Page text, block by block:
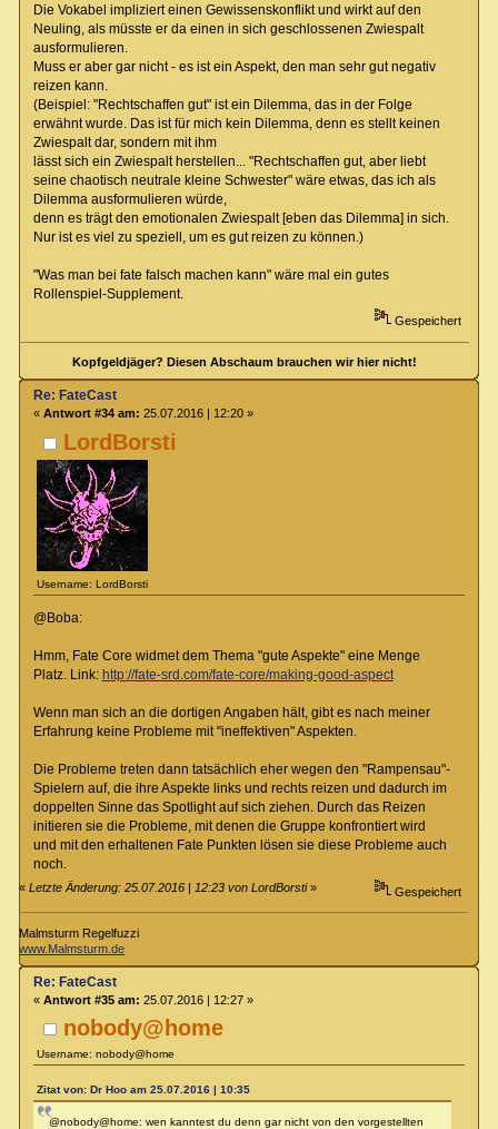
Die Vokabel impliziert einen Gewissenskonflikt und wirkt auf den
Neuling, als müsste er da einen in sich geschlossenen Zwiespalt
ausformulieren.
Muss er aber gar nicht - es ist ein Aspekt, den man sehr gut negativ
reizen kann.
(Beispiel: "Rechtschaffen gut" ist ein Dilemma, das in der Folge
erwähnt wurde. Das ist für mich kein Dilemma, denn es stellt keinen
Zwiespalt dar, sondern mit ihm
lässt sich ein Zwiespalt herstellen... "Rechtschaffen gut, aber liebt
seine chaotisch neutrale kleine Schwester" wäre etwas, das ich als
Dilemma ausformulieren würde,
denn es trägt den emotionalen Zwiespalt [eben das Dilemma] in sich.
Nur ist es viel zu speziell, um es gut reizen zu können.)
"Was man bei fate falsch machen kann" wäre mal ein gutes
Rollenspiel-Supplement.
Gespeichert
Kopfgeldjäger? Diesen Abschaum brauchen wir hier nicht!
LordBorsti
Username: LordBorsti
Re: FateCast
« Antwort #34 am: 25.07.2016 | 12:20 »
@Boba:
Hmm, Fate Core widmet dem Thema "gute Aspekte" eine Menge
Platz. Link: http://fate-srd.com/fate-core/making-good-aspect
Wenn man sich an die dortigen Angaben hält, gibt es nach meiner
Erfahrung keine Probleme mit "ineffektiven" Aspekten.
Die Probleme treten dann tatsächlich eher wegen den "Rampensau"-
Spielern auf, die ihre Aspekte links und rechts reizen und dadurch im
doppelten Sinne das Spotlight auf sich ziehen. Durch das Reizen
initieren sie die Probleme, mit denen die Gruppe konfrontiert wird
und mit den erhaltenen Fate Punkten lösen sie diese Probleme auch
noch.
«Letzte Änderung: 25.07.2016 | 12:23 von LordBorsti» Gespeichert
Malmsturm Regelfuzzi
www.Malmsturm.de
nobody@home
Username: nobody@home
Re: FateCast
« Antwort #35 am: 25.07.2016 | 12:27 »
Zitat von: Dr Hoo am 25.07.2016 | 10:35
@nobody@home: wen kanntest du denn gar nicht von den vorgestellten